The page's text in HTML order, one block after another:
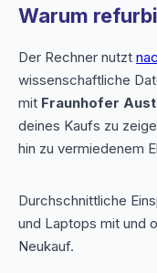
Warum
Der Rechner nutzt
wissenschaftliche
mit Fraunhofer
deines Kaufs zu
hin zu vermiedenem
Durchschnittliche
und Laptops mit und
Neukauf.